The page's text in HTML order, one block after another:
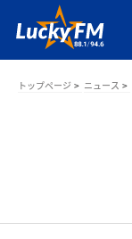
トップページ ニュース